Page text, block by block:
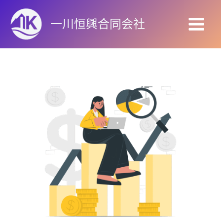
容
一川恒興合同会社
Main